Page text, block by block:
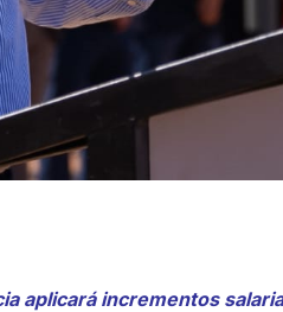
aplicará incrementos